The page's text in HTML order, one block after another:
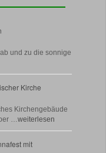
und zu die sonnige
Kirche
Kirchengebäude
…weiterlesen
mit